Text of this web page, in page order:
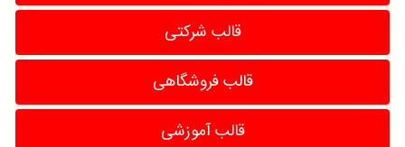
قالب شرکتی
قالب فروشگاهی
قالب آموزشی